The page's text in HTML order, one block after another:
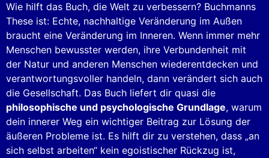
Wie hilft das Buch, die Welt zu verbessern? Buchmanns
These ist: Echte, nachhaltige Veränderung im Außen
braucht eine Veränderung im Inneren. Wenn immer mehr
Menschen bewusster werden, ihre Verbundenheit mit
der Natur und anderen Menschen wiederentdecken und
verantwortungsvoller handeln, dann verändert sich auch
die Gesellschaft. Das Buch liefert dir quasi die
philosophische und psychologische Grundlage, warum
dein innerer Weg ein wichtiger Beitrag zur Lösung der
äußeren Probleme ist. Es hilft dir zu verstehen, dass „an
sich selbst arbeiten“ kein egoistischer Rückzug ist,